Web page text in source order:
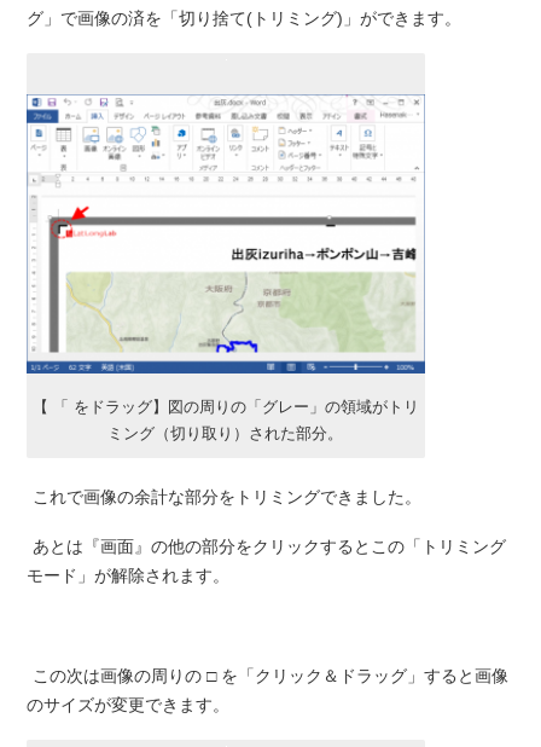
グ」で画像の済を「切り捨て(トリミング)」ができます。
【 「 をドラッグ】図の周りの「グレー」の領域がトリ
ミング（切り取り）された部分。
これで画像の余計な部分をトリミングできました。
あとは『画面』の他の部分をクリックするとこの「トリミング
モード」が解除されます。
この次は画像の周りの □ を「クリック＆ドラッグ」すると画像
のサイズが変更できます。